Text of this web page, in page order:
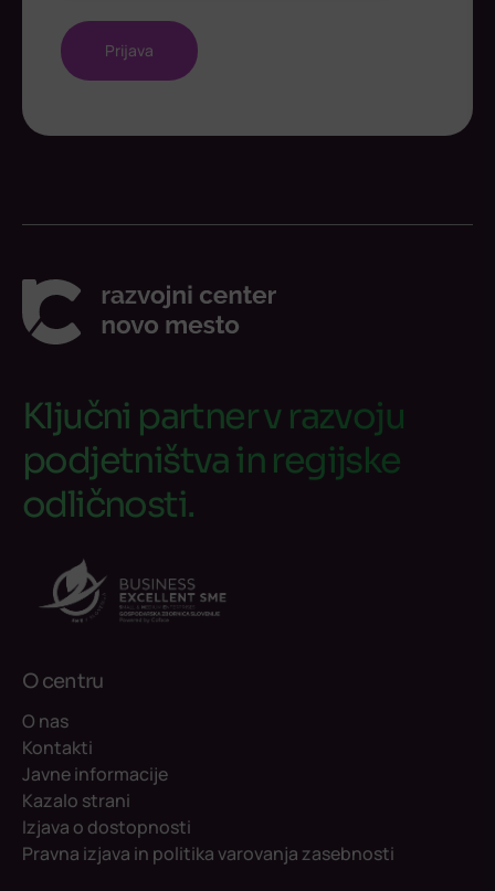
Ključni partner v razvoju
podjetništva in regijske
odličnosti.
O centru
O nas
Kontakti
Javne informacije
Kazalo strani
Izjava o dostopnosti
Pravna izjava in politika varovanja zasebnosti